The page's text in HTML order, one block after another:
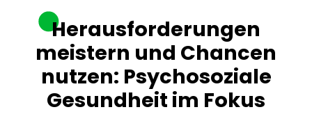
Herausforderungen
meistern und Chancen
nutzen: Psychosoziale
Gesundheit im Fokus